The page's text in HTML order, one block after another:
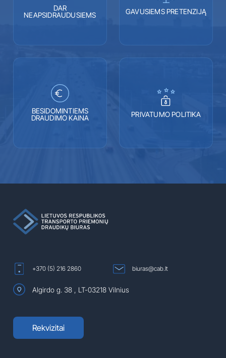
DAR
NEAPSIDRAUDUSIEMS
GAVUSIEMS PRETENZIJĄ
BESIDOMINTIEMS
DRAUDIMO KAINA
PRIVATUMO POLITIKA
+370 (5) 216 2860 biuras@cab.lt
Algirdo g. 38 , LT-03218 Vilnius
Rekvizitai